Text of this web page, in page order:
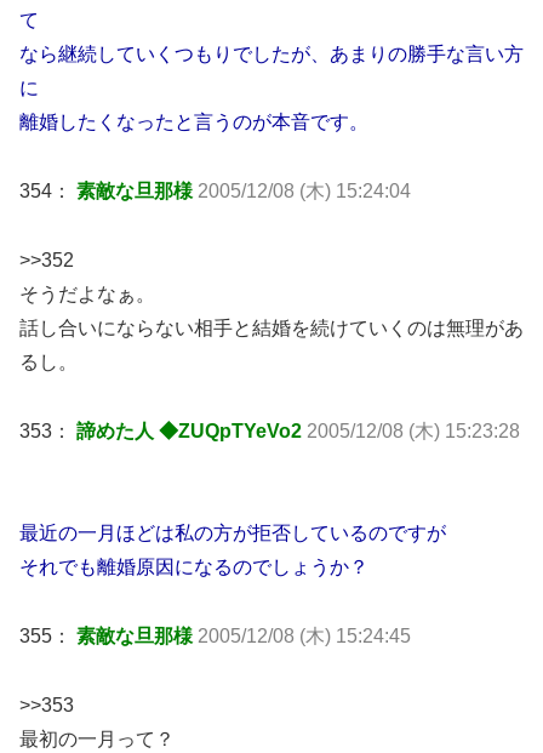
て
なら継続していくつもりでしたが、あまりの勝手な言い方
に
離婚したくなったと言うのが本音です。
354： 素敵な旦那様 2005/12/08 (木) 15:24:04
>>352
そうだよなぁ。
話し合いにならない相手と結婚を続けていくのは無理があ
るし。
353： 諦めた人 ◆ZUQpTYeVo2 2005/12/08 (木) 15:23:28
最近の一月ほどは私の方が拒否しているのですが
それでも離婚原因になるのでしょうか？
355： 素敵な旦那様 2005/12/08 (木) 15:24:45
>>353
最初の一月って？